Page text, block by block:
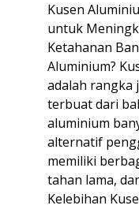
Kusen
untuk
Ketahanan
Aluminium?
adalah rangka
terbuat dari
aluminium
alternatif
memiliki
tahan lama,
Kelebihan